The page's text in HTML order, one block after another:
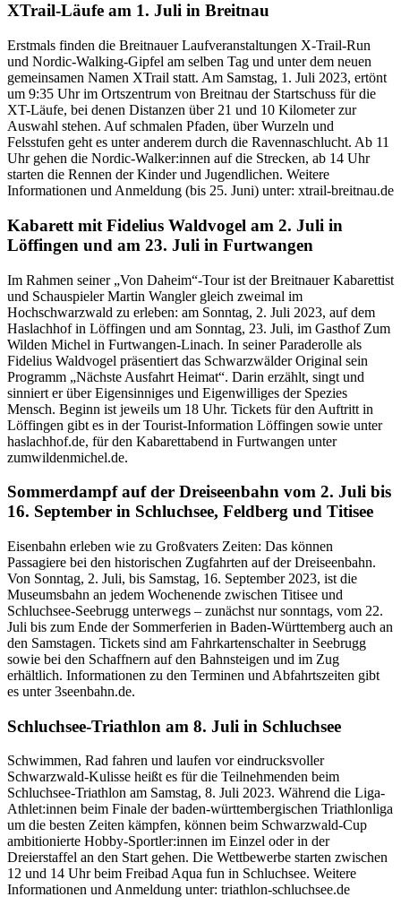
XTrail-Läufe am 1. Juli in Breitnau
Erstmals finden die Breitnauer Laufveranstaltungen X-Trail-Run
und Nordic-Walking-Gipfel am selben Tag und unter dem neuen
gemeinsamen Namen XTrail statt. Am Samstag, 1. Juli 2023, ertönt
um 9:35 Uhr im Ortszentrum von Breitnau der Startschuss für die
XT-Läufe, bei denen Distanzen über 21 und 10 Kilometer zur
Auswahl stehen. Auf schmalen Pfaden, über Wurzeln und
Felsstufen geht es unter anderem durch die Ravennaschlucht. Ab 11
Uhr gehen die Nordic-Walker:innen auf die Strecken, ab 14 Uhr
starten die Rennen der Kinder und Jugendlichen. Weitere
Informationen und Anmeldung (bis 25. Juni) unter: xtrail-breitnau.de
Kabarett mit Fidelius Waldvogel am 2. Juli in
Löffingen und am 23. Juli in Furtwangen
Im Rahmen seiner „Von Daheim“-Tour ist der Breitnauer Kabarettist
und Schauspieler Martin Wangler gleich zweimal im
Hochschwarzwald zu erleben: am Sonntag, 2. Juli 2023, auf dem
Haslachhof in Löffingen und am Sonntag, 23. Juli, im Gasthof Zum
Wilden Michel in Furtwangen-Linach. In seiner Paraderolle als
Fidelius Waldvogel präsentiert das Schwarzwälder Original sein
Programm „Nächste Ausfahrt Heimat“. Darin erzählt, singt und
sinniert er über Eigensinniges und Eigenwilliges der Spezies
Mensch. Beginn ist jeweils um 18 Uhr. Tickets für den Auftritt in
Löffingen gibt es in der Tourist-Information Löffingen sowie unter
haslachhof.de, für den Kabarettabend in Furtwangen unter
zumwildenmichel.de.
Sommerdampf auf der Dreiseenbahn vom 2. Juli bis
16. September in Schluchsee, Feldberg und Titisee
Eisenbahn erleben wie zu Großvaters Zeiten: Das können
Passagiere bei den historischen Zugfahrten auf der Dreiseenbahn.
Von Sonntag, 2. Juli, bis Samstag, 16. September 2023, ist die
Museumsbahn an jedem Wochenende zwischen Titisee und
Schluchsee-Seebrugg unterwegs – zunächst nur sonntags, vom 22.
Juli bis zum Ende der Sommerferien in Baden-Württemberg auch an
den Samstagen. Tickets sind am Fahrkartenschalter in Seebrugg
sowie bei den Schaffnern auf den Bahnsteigen und im Zug
erhältlich. Informationen zu den Terminen und Abfahrtszeiten gibt
es unter 3seenbahn.de.
Schluchsee-Triathlon am 8. Juli in Schluchsee
Schwimmen, Rad fahren und laufen vor eindrucksvoller
Schwarzwald-Kulisse heißt es für die Teilnehmenden beim
Schluchsee-Triathlon am Samstag, 8. Juli 2023. Während die Liga-
Athlet:innen beim Finale der baden-württembergischen Triathlonliga
um die besten Zeiten kämpfen, können beim Schwarzwald-Cup
ambitionierte Hobby-Sportler:innen im Einzel oder in der
Dreierstaffel an den Start gehen. Die Wettbewerbe starten zwischen
12 und 14 Uhr beim Freibad Aqua fun in Schluchsee. Weitere
Informationen und Anmeldung unter: triathlon-schluchsee.de